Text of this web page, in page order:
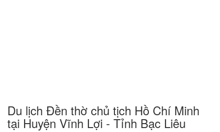
Du lịch Đền thờ chủ tịch Hồ Chí Minh
tại Huyện Vĩnh Lợi - Tỉnh Bạc Liêu